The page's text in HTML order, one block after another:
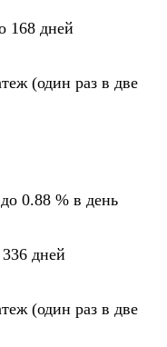
168 дней
(один раз в две
0.88 % в день
дней
(один раз в две